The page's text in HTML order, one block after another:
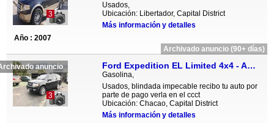
3
Usados,
Ubicación: Libertador, Capital District
Más información y detalles
Año : 2007
Archivado anuncio (90+ días)
anuncio
3
Ford Expedition EL Limited 4x4 - Automatico
Gasolina,
Usados, blindada impecable recibo tu auto por
parte de pago verla en el ccct
Ubicación: Chacao, Capital District
Más información y detalles